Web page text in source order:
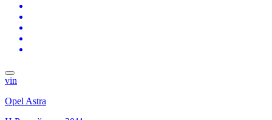
vin
Opel Astra